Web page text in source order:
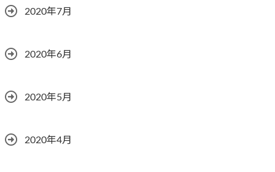
2020年7月
2020年6月
2020年5月
2020年4月